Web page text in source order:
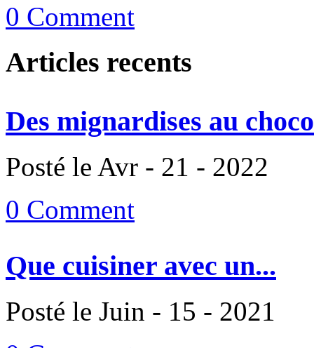
0 Comment
Articles recents
Des mignardises au
Posté le Avr - 21 - 2022
0 Comment
Que cuisiner avec un...
Posté le Juin - 15 - 2021